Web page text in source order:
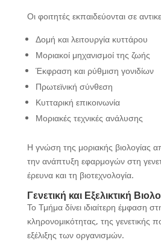
Οι φοιτητές εκπαιδεύονται σε
Δομή και λειτουργία κυττάρου
Μοριακοί μηχανισμοί της ζωής
Έκφραση και ρύθμιση γονιδίων
Πρωτεϊνική σύνθεση
Κυτταρική επικοινωνία
Μοριακές τεχνικές ανάλυσης
Η γνώση της μοριακής βιολογίας
την ανάπτυξη εφαρμογών στη
έρευνα και τη βιοτεχνολογία.
Γενετική και Εξελικτική
Το Τμήμα δίνει ιδιαίτερη έμφαση
κληρονομικότητας, της γενετικής
εξέλιξης των οργανισμών.